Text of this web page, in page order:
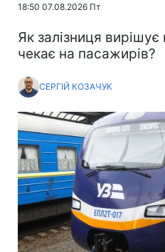
18:50 07.08.2026 Пт
Як залізниця
чекає на пасажирів?
СЕРГІЙ КОЗАЧУК